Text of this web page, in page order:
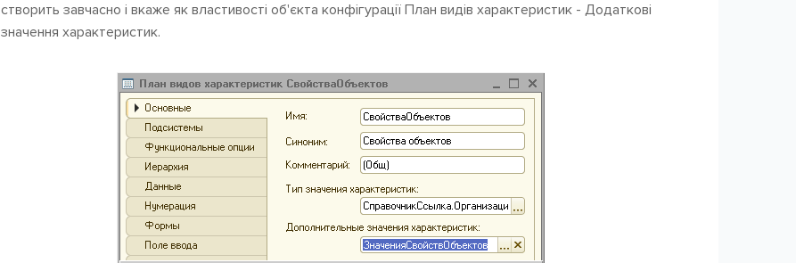
створить завчасно і вкаже як властивості об'єкта конфігурації План видів характеристик - Додаткові
значення характеристик.